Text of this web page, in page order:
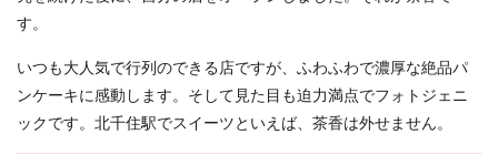
す。
いつも大人気で行列のできる店ですが、ふわふわで濃厚な絶品パ
ンケーキに感動します。そして見た目も迫力満点でフォトジェニ
ックです。北千住駅でスイーツといえば、茶香は外せません。